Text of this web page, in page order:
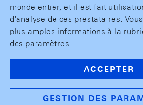
monde entier, et il est fait
d'analyse de ces prestataires.
plus amples informations à la
des paramètres.
ACCEPTER
GESTION DES